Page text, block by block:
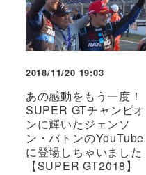
2018/11/20 19:03
あの感動をもう一度！
SUPER GTチャンピオ
ンに輝いたジェンソ
ン・バトンのYouTube
に登場しちゃいました
【SUPER GT2018】